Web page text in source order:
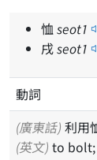
恤seot1
戌seot1
動詞
(廣東話) 利用
(英文) to